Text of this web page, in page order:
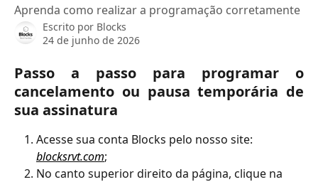
Aprenda como realizar a programação corretamente
Escrito por Blocks
24 de junho de 2026
Passo a passo para programar o
cancelamento ou pausa temporária de
sua assinatura
Acesse sua conta Blocks pelo nosso site:
blocksrvt.com;
No canto superior direito da página, clique na